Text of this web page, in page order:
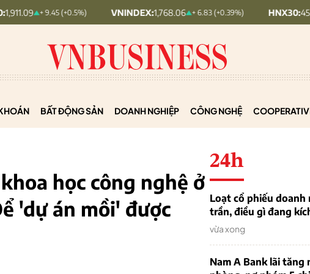
+ 9.45 (+0.5%) VNINDEX: 1,768.06 + 6.83 (+0.39%) HNX30: + 1.63
BẤT ĐỘNG SẢN DOANH NGHIỆP CÔNG NGHỆ
học công nghệ ở
'dự án mồi' được
24h
Loạt cổ phiếu
trần, điều gì đang
vừa xong
Nam A Bank lãi tăng